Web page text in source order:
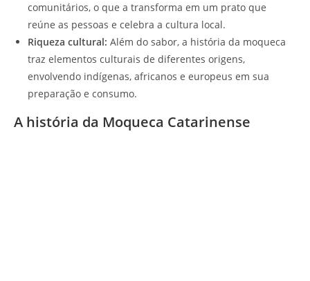
comunitários, o que a transforma em um prato que
reúne as pessoas e celebra a cultura local.
Riqueza cultural: Além do sabor, a história da moqueca
traz elementos culturais de diferentes origens,
envolvendo indígenas, africanos e europeus em sua
preparação e consumo.
A história da Moqueca Catarinense